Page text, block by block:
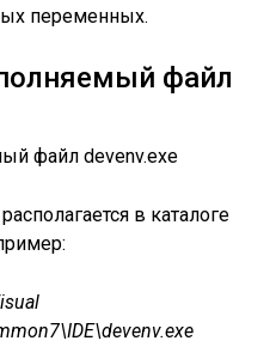
переменных.
файл
располагается в каталоге